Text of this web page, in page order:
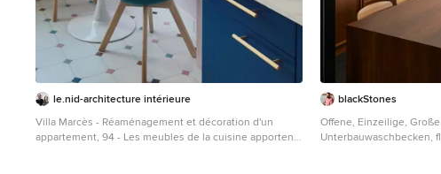
le.nid-architecture intérieure
Villa Marcès - Réaménagement et décoration d'un
appartement, 94 - Les meubles de la cuisine apportent
blackStones
Offene, Einzeilige,
Unterbauwaschbecken,